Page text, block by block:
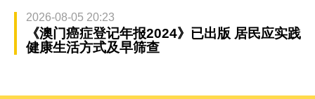
2026-08-05 20:23
《澳门癌症登记年报2024》已出版 居民应实践
健康生活方式及早筛查